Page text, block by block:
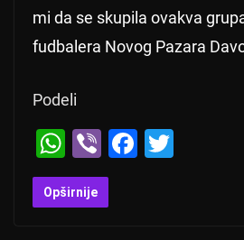
mi da se skupila ovakva
fudbalera Novog Pazara
Podeli
W
h
at
Vi
b
er
F
Opširnije